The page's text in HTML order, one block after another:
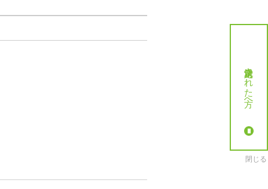
就労決定された方へ
閉じる